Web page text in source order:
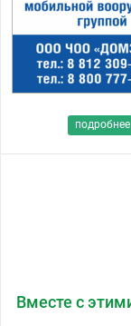
подробнее
Вместе с